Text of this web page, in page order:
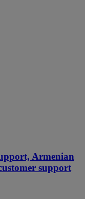
Armenian
support